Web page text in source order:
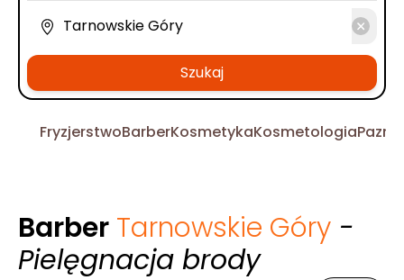
Szukaj
FryzjerstwoBarberKosmetykaKosmetologia
Barber Tarnowskie Góry -
Pielęgnacja brody